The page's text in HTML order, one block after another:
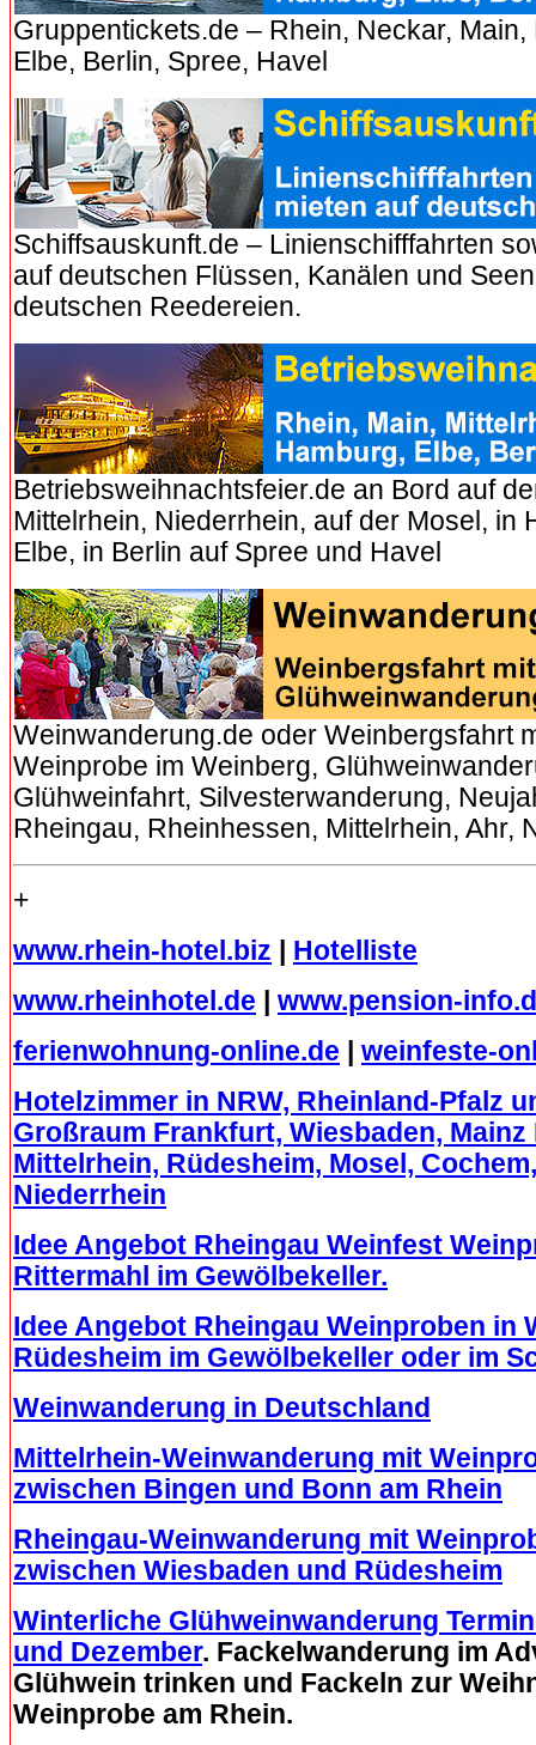
Gruppentickets.de – Rhein, Neckar,
Elbe, Berlin, Spree, Havel
Schiffsauskunft.de – Linienschifffahrten
auf deutschen Flüssen, Kanälen und
deutschen Reedereien.
Betriebsweihnachtsfeier.de an Bord auf
Mittelrhein, Niederrhein, auf der Mosel, in
Elbe, in Berlin auf Spree und Havel
Weinwanderung.de oder Weinbergsfahrt
Weinprobe im Weinberg,
Glühweinfahrt, Silvesterwanderung,
Rheingau, Rheinhessen, Mittelrhein, Ahr,
+
www.rhein-hotel.biz
Hotelliste
www.rheinhotel.de
www.pension-
ferienwohnung-online.de
weinfeste-
Hotelzimmer in NRW, Rheinland-Pfalz
Großraum Frankfurt, Wiesbaden, Mainz
Mittelrhein, Rüdesheim, Mosel,
Niederrhein
Idee Angebot Rheingau Weinfest
Rittermahl im Gewölbekeller.
Idee Angebot Rheingau Weinproben in
Rüdesheim im Gewölbekeller oder im
Weinwanderung in Deutschland
Mittelrhein-Weinwanderung mit
zwischen Bingen und Bonn am Rhein
Rheingau-Weinwanderung mit
zwischen Wiesbaden und Rüdesheim
Winterliche Glühweinwanderung
und Dezember. Fackelwanderung im
Glühwein trinken und Fackeln zur
Weinprobe am Rhein.